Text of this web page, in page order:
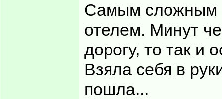
Самым сложным
отелем. Минут
дорогу, то так и
Взяла себя в
пошла...